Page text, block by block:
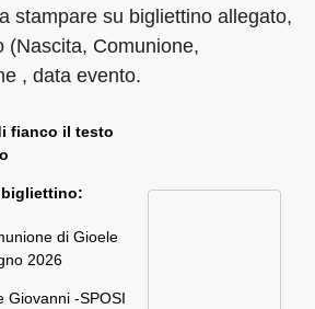
stampare su bigliettino allegato,
(Nascita, Comunione,
, data evento.
fianco il testo
bigliettino:
di Gioele
2026
Giovanni -SPOSI